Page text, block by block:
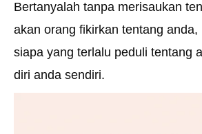
Bertanyalah tanpa merisaukan
akan orang fikirkan tentang
siapa yang terlalu peduli tentang
diri anda sendiri.